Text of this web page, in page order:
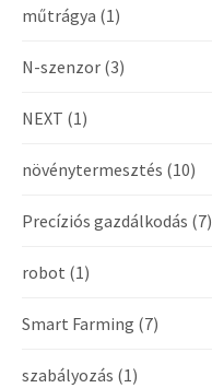
műtrágya (1)
N-szenzor (3)
NEXT (1)
növénytermesztés (10)
Precíziós gazdálkodás (7)
robot (1)
Smart Farming (7)
szabályozás (1)